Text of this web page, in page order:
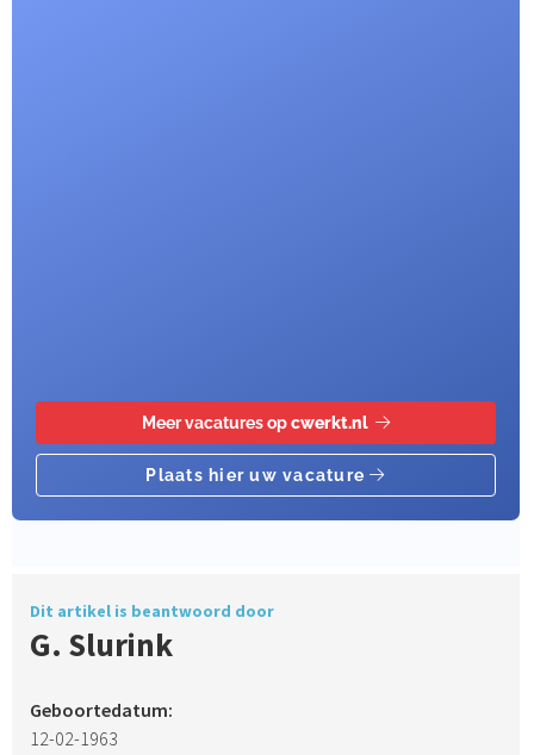
Dit artikel is beantwoord door
G. Slurink
Geboortedatum:
12-02-1963